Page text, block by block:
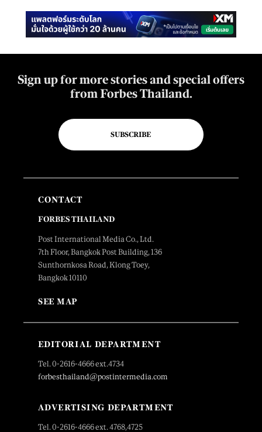
Sign up for more stories and special offers
from Forbes Thailand.
SUBSCRIBE
CONTACT
FORBES THAILAND
Post International Media Co., Ltd.
7th Floor, Bangkok Post Building, 136
Sunthornkosa Road, Klong Toey,
Bangkok 10110
SEE MAP
EDITORIAL DEPARTMENT
Tel. 0-2616-4666 ext.4734
forbesthailand@postintermedia.com
ADVERTISING DEPARTMENT
Tel. 0-2616-4666 ext. 4768,4725